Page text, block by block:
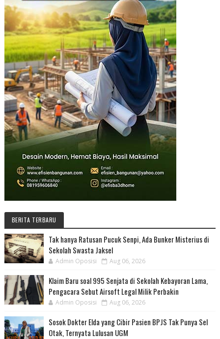
BERITA TERBARU
Tak hanya Ratusan Pucuk Senpi, Ada Bunker Misterius di
Sekolah Swasta Jaksel
Admin Oposisi Aug 06, 2026
Klaim Baru soal 995 Senjata di Sekolah Kebayoran Lama,
Pengacara Sebut Airsoft Legal Milik Perbakin
Admin Oposisi Aug 06, 2026
Sosok Dokter Elda yang Cibir Pasien BPJS Tak Punya Sel
Otak, Ternyata Lulusan UGM